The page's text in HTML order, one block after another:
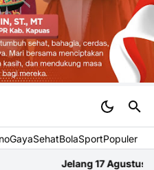
GayaSehatBolaSportPopuler
17 Agustus, Gapura Gang